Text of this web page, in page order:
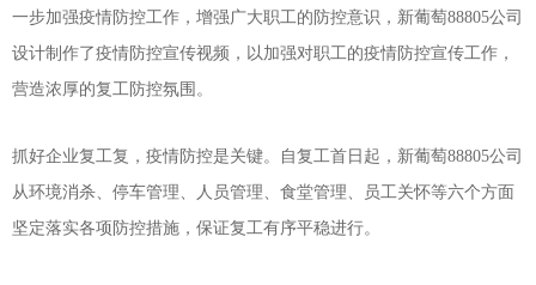
一步加强疫情防控工作，增强广大职工的防控意识，新葡萄88805公司
设计制作了疫情防控宣传视频，以加强对职工的疫情防控宣传工作，
营造浓厚的复工防控氛围。
抓好企业复工复，疫情防控是关键。自复工首日起，新葡萄88805公司
从环境消杀、停车管理、人员管理、食堂管理、员工关怀等六个方面
坚定落实各项防控措施，保证复工有序平稳进行。